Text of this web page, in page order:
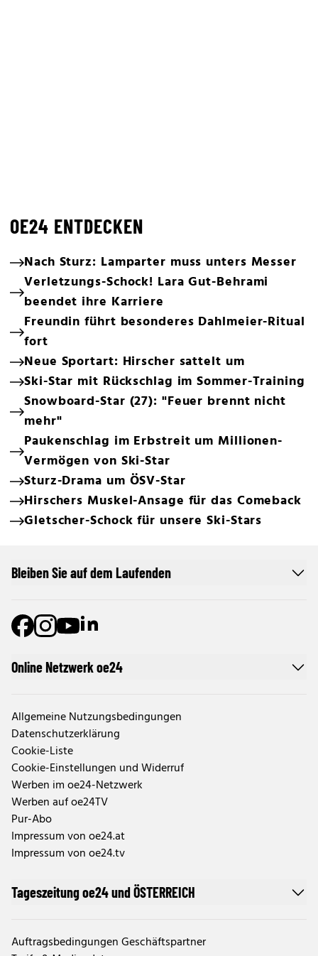
OE24 ENTDECKEN
Nach Sturz: Lamparter muss unters Messer
Verletzungs-Schock! Lara Gut-Behrami
beendet ihre Karriere
Freundin führt besonderes Dahlmeier-Ritual
fort
Neue Sportart: Hirscher sattelt um
Ski-Star mit Rückschlag im Sommer-Training
Snowboard-Star (27): "Feuer brennt nicht
mehr"
Paukenschlag im Erbstreit um Millionen-
Vermögen von Ski-Star
Sturz-Drama um ÖSV-Star
Hirschers Muskel-Ansage für das Comeback
Gletscher-Schock für unsere Ski-Stars
Online Netzwerk oe24
Allgemeine Nutzungsbedingungen
Datenschutzerklärung
Cookie-Liste
Cookie-Einstellungen und Widerruf
Werben im oe24-Netzwerk
Werben auf oe24TV
Pur-Abo
Impressum von oe24.at
Impressum von oe24.tv
Tageszeitung oe24 und ÖSTERREICH
Auftragsbedingungen Geschäftspartner
Bleiben Sie auf dem Laufenden